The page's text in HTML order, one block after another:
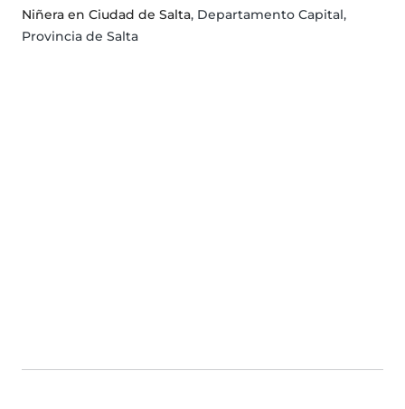
Niñera en Ciudad de Salta, Departamento Capital,
Provincia de Salta